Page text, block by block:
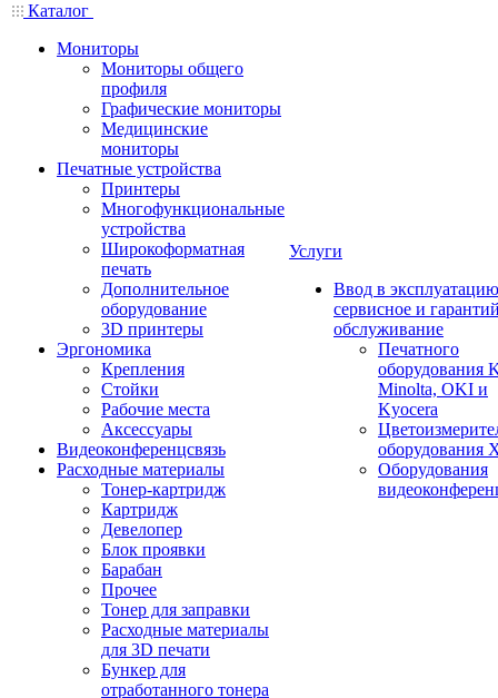
Каталог
Мониторы
Мониторы общего
профиля
Графические мониторы
Медицинские
мониторы
Печатные устройства
Принтеры
Многофункциональные
устройства
Широкоформатная
печать
Дополнительное
оборудование
3D принтеры
Эргономика
Крепления
Стойки
Рабочие места
Аксессуары
Видеоконференцсвязь
Расходные материалы
Тонер-картридж
Картридж
Девелопер
Блок проявки
Барабан
Прочее
Тонер для заправки
Расходные материалы
для 3D печати
Бункер для
отработанного тонера
Услуги
Ввод в
сервисное и
обслуживание
Печатного
оборудования
Minolta, OKI и
Kyocera
оборудования
Оборудования